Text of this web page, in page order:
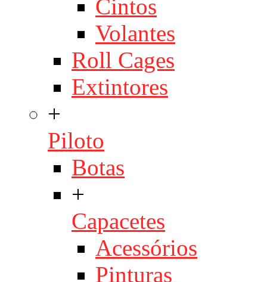
Cintos
Volantes
Roll Cages
Extintores
+
Piloto
Botas
+
Capacetes
Acessórios
Pinturas